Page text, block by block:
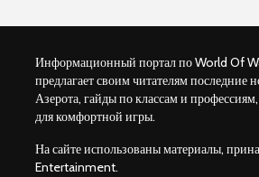
Информационный портал по World Of
предлагает своим читателям последние
Азерота, гайды по классам и
для комфортной игры.
На сайте использованы материалы,
Entertainment.